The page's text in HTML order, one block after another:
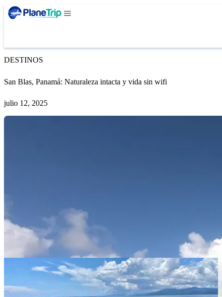
DESTINOS
San Blas, Panamá: Naturaleza intacta y vida sin wifi
julio 12, 2025
San Blas, Panamá: Paraíso de islas
vírgenes y cultura ancestral